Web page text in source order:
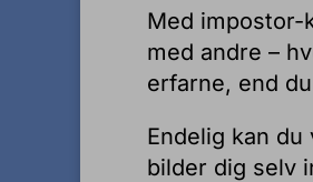
Med impostor-
med andre –
erfarne, end
Endelig kan
bilder dig selv